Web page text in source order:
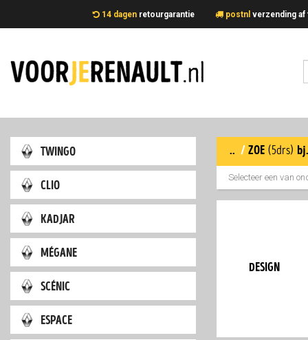
14 dagenretourgarantie postnl
twingo
clio
kadjar
mégane
scénic
espace
.. / zoe (5drs)
Selecteer een van
design